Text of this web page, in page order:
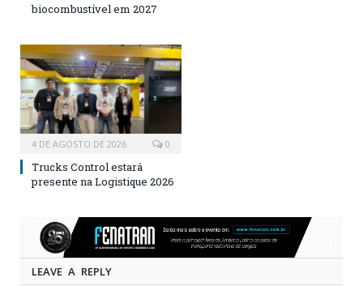
biocombustível em 2027
4 DE AGOSTO DE 2026 0
Trucks Control estará
presente na Logistique 2026
LEAVE A REPLY